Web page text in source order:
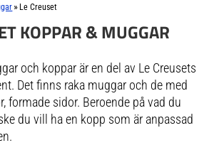
» Le Creuset
KOPPAR & MUGGAR
och koppar är en del av Le Creusets
Det finns raka muggar och de med
formade sidor. Beroende på vad du
du vill ha en kopp som är anpassad